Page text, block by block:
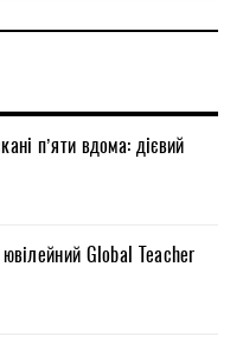
п’яти вдома: дієвий
ювілейний Global Teacher